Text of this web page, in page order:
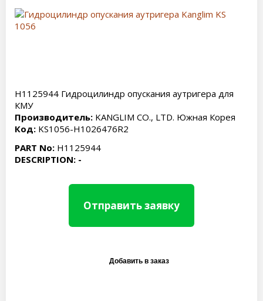
H1125944 Гидроцилиндр опускания аутригера для
КМУ
Производитель: KANGLIM CO., LTD. Южная Корея
Код: KS1056-H1026476R2
PART No: H1125944
DESCRIPTION: -
Отправить заявку